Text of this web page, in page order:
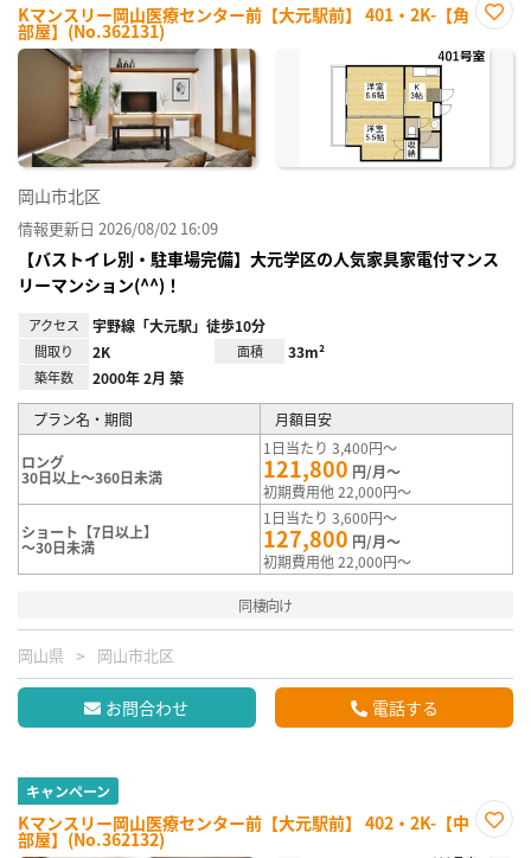
Kマンスリー岡山医療センター前【大元駅前】 401・2K-【角
部屋】(No.362131)
に入
岡山市北区
情報更新日 2026/08/02 16:09
【バストイレ別・駐車場完備】大元学区の人気家具家電付マンス
リーマンション(^^)！
アクセス 宇野線「大元駅」徒歩10分
間取り 2K 面積 33m²
築年数 2000年 2月 築
プラン名・期間 月額目安
ロング
30日以上～360日未満
1日当たり 3,400円～
121,800 円/月～
初期費用他 22,000円～
ショート【7日以上】
～30日未満
1日当たり 3,600円～
127,800 円/月～
初期費用他 22,000円～
同棲向け
岡山県 岡山市北区
お問合わせ 電話する
キャンペーン
Kマンスリー岡山医療センター前【大元駅前】 402・2K-【中
部屋】(No.362132)